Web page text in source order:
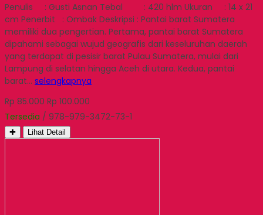
Penulis : Gusti Asnan Tebal : 420 hlm Ukuran : 14 x 21
cm Penerbit : Ombak Deskripsi : Pantai barat Sumatera
memiliki dua pengertian. Pertama, pantai barat Sumatera
dipahami sebagai wujud geografis dari keseluruhan daerah
yang terdapat di pesisir barat Pulau Sumatera, mulai dari
Lampung di selatan hingga Aceh di utara. Kedua, pantai
barat… selengkapnya
Rp 85.000 Rp 100.000
Tersedia / 978-979-3472-73-1
✚ Lihat Detail